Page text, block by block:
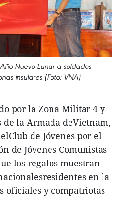
Nuevo Lunar a soldados
insulares (Foto: VNA)
por la Zona Militar 4 y
de la Armada deVietnam,
de Jóvenes por el
de Jóvenes Comunistas
los regalos muestran
en la
oficiales y compatriotas